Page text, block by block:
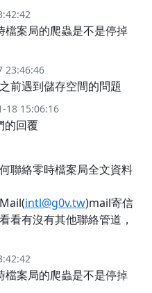
檔案局的爬蟲是不是停掉
23:46:46
前遇到儲存空間的問題
18 15:06:16
的回覆
聯絡零時檔案局全文資料
intl@g0v.tw)mail寄信
看有沒有其他聯絡管道，
檔案局的爬蟲是不是停掉